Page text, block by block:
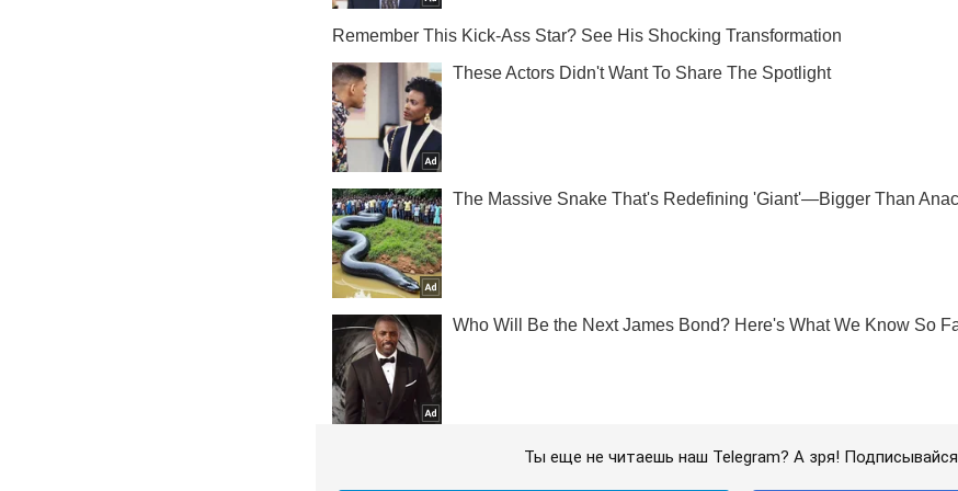
Ты еще не читаешь наш Telegram? А зря! Подписывайся